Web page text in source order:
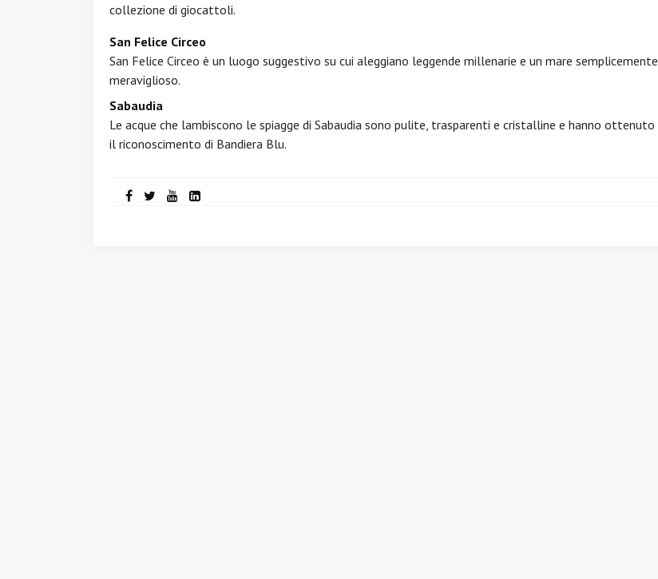
collezione di giocattoli.
San Felice Circeo
San Felice Circeo è un luogo suggestivo su cui aleggiano leggende millenarie e un mare semplicemente
meraviglioso.
Sabaudia
Le acque che lambiscono le spiagge di Sabaudia sono pulite, trasparenti e cristalline e hanno ottenuto
il riconoscimento di Bandiera Blu.